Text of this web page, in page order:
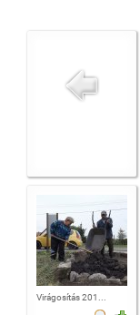
Virágosítás 201...